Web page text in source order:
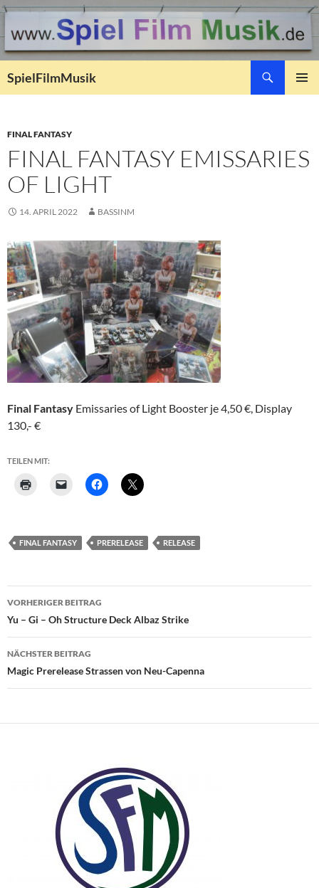
SpielFilmMusik
FINAL FANTASY
FINAL FANTASY EMISSARIES
OF LIGHT
14. APRIL 2022 BASSINM
Final Fantasy Emissaries of Light Booster je 4,50 €, Display
130,- €
TEILEN MIT:
FINAL FANTASY PRERELEASE RELEASE
Beitragsnavigation
VORHERIGER BEITRAG
Yu – Gi – Oh Structure Deck Albaz Strike
NÄCHSTER BEITRAG
Magic Prerelease Strassen von Neu-Capenna